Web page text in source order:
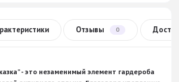
Отзывы 0
- это незаменимый элемент гардероба